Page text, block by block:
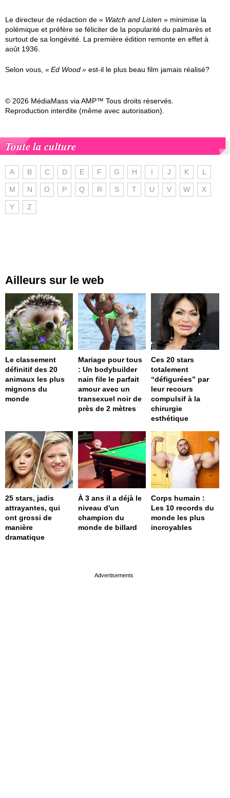
Le directeur de rédaction de « Watch and Listen » minimise la
polémique et préfère se féliciter de la popularité du palmarès et
surtout de sa longévité. La première édition remonte en effet à
août 1936.
Selon vous, Ed Wood est-il le plus beau film jamais réalisé?
© 2026 MédiaMass via AMP™ Tous droits réservés.
Reproduction interdite (même avec autorisation).
Toute la culture
A B C D E F G H I J K L
M N O P Q R S T U V W X
Y Z
Ailleurs sur le web
Le classement
définitif des 20
animaux les plus
mignons du
monde
Mariage pour tous
: Un bodybuilder
nain file le parfait
amour avec un
transexuel noir de
près de 2 mètres
Ces 20 stars
totalement
“défigurées” par
leur recours
compulsif à la
chirurgie
esthétique
25 stars, jadis
attrayantes, qui
ont grossi de
manière
dramatique
À 3 ans il a déjà le
niveau d'un
champion du
monde de billard
Corps humain :
Les 10 records du
monde les plus
incroyables